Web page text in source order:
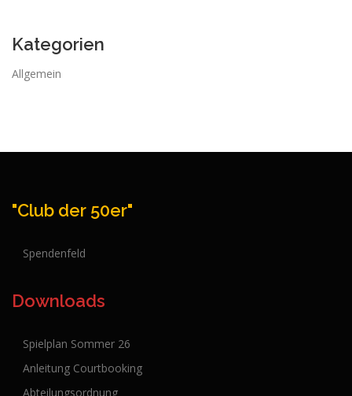
Kategorien
Allgemein
"Club der 50er"
Spendenfeld
Downloads
Spielplan Sommer 26
Anleitung Courtbooking
Abteilungsordnung